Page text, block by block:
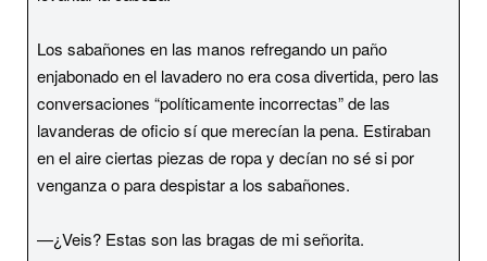
Los sabañones en las manos refregando un paño
enjabonado en el lavadero no era cosa divertida, pero las
conversaciones “políticamente incorrectas” de las
lavanderas de oficio sí que merecían la pena. Estiraban
en el aire ciertas piezas de ropa y decían no sé si por
venganza o para despistar a los sabañones.
—¿Veis? Estas son las bragas de mi señorita.